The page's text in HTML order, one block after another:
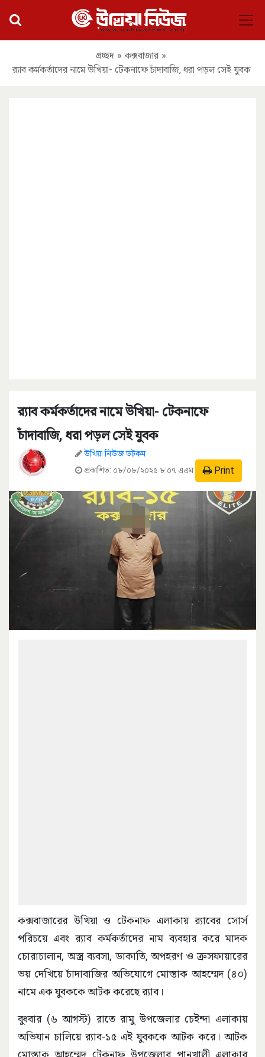
প্রচ্ছদ » কক্সবাজার »
র‌্যাব কর্মকর্তাদের নামে উখিয়া- টেকনাফে চাঁদাবাজি, ধরা পড়ল সেই যুবক
র‌্যাব কর্মকর্তাদের নামে উখিয়া- টেকনাফে
চাঁদাবাজি, ধরা পড়ল সেই যুবক
উখিয়া নিউজ ডটকম
প্রকাশিত: ০৮/০৮/২০২৫ ৮:০৭ এএম Print
কক্সবাজারের উখিয়া ও টেকনাফ এলাকায় র‌্যাবের সোর্স
পরিচয়ে এবং র‌্যাব কর্মকর্তাদের নাম ব্যবহার করে মাদক
চোরাচালান, অস্ত্র ব্যবসা, ডাকাতি, অপহরণ ও ক্রসফায়ারের
ভয় দেখিয়ে চাঁদাবাজির অভিযোগে মোস্তাক আহম্মেদ (৪০)
নামে এক যুবককে আটক করেছে র‌্যাব।
বুধবার (৬ আগস্ট) রাতে রামু উপজেলার চেইন্দা এলাকায়
অভিযান চালিয়ে র‌্যাব-১৫ এই যুবককে আটক করে। আটক